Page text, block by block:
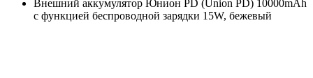
Внешний аккумулятор Юнион PD (Union PD) 10000mAh
с функцией беспроводной зарядки 15W, бежевый